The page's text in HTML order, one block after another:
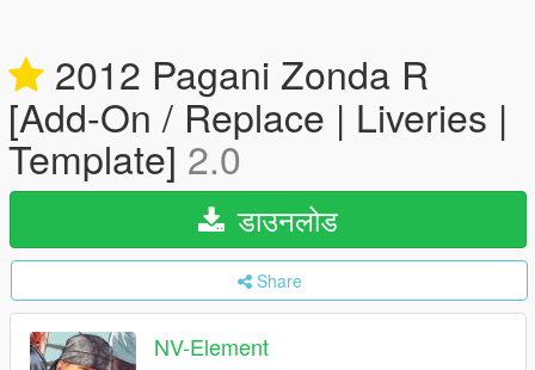
2012 Pagani Zonda R
[Add-On / Replace | Liveries |
Template] 2.0
डाउनलोड
Share
NV-Element